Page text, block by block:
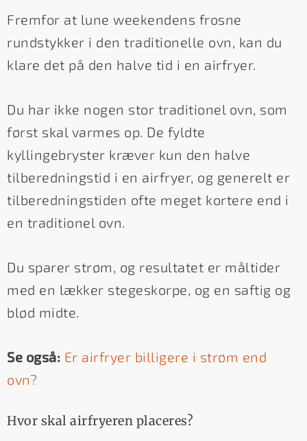
Fremfor at lune weekendens frosne
rundstykker i den traditionelle ovn, kan du
klare det på den halve tid i en airfryer.
Du har ikke nogen stor traditionel ovn, som
først skal varmes op. De fyldte
kyllingebryster kræver kun den halve
tilberedningstid i en airfryer, og generelt er
tilberedningstiden ofte meget kortere end i
en traditionel ovn.
Du sparer strøm, og resultatet er måltider
med en lækker stegeskorpe, og en saftig og
blød midte.
Se også: Er airfryer billigere i strøm end
ovn?
Hvor skal airfryeren placeres?